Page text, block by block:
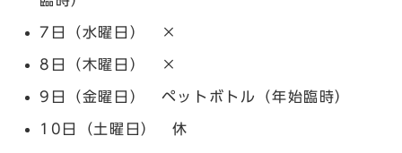
7日（水曜日） ×
8日（木曜日） ×
9日（金曜日） ペットボトル（年始臨時）
10日（土曜日） 休